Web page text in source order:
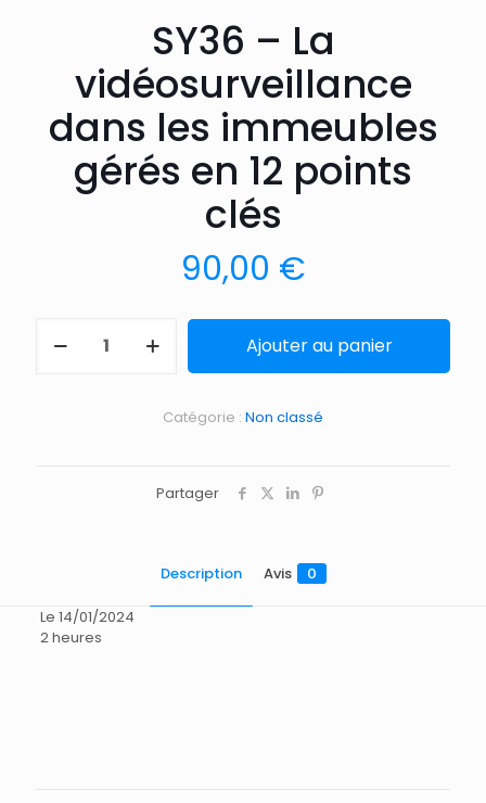
SY36 – La
vidéosurveillance
dans les immeubles
gérés en 12 points
clés
90,00 €
Ajouter au panier
Catégorie : Non classé
Partager
Description Avis 0
Le 14/01/2024
2 heures